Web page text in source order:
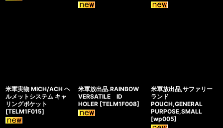
米軍実物 MICH/ACH ヘ
ルメットシステム キャ
リングポケット
[TELM1F015]
米軍放出品.RAINBOW
VERSATILE ID
HOLER [TELM1F008]
米軍放出品,サファリー
ランド
POUCH,GENERAL
PURPOSE,SMALL
[wp005]